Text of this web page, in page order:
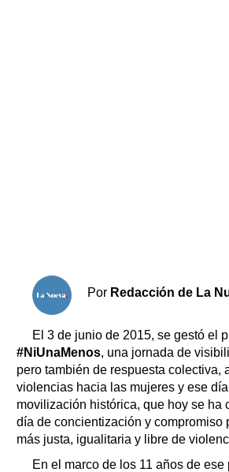
Por Redacción de La
El 3 de junio de 2015, se gestó el
#NiUnaMenos, una jornada de
pero también de respuesta colectiva,
violencias hacia las mujeres y ese
movilización histórica, que hoy se ha
día de concientización y compromiso
más justa, igualitaria y libre de
En el marco de los 11 años de ese